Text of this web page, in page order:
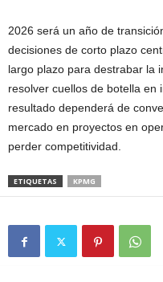
2026 será un año de
decisiones de corto plazo
largo plazo para destrabar la
resolver cuellos de botella en
resultado dependerá de
mercado en proyectos en
perder competitividad.
ETIQUETAS KPMG